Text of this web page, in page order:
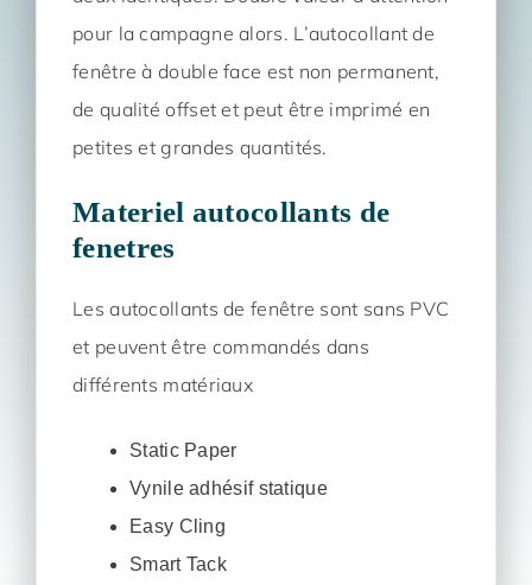
pour la campagne alors. L’autocollant de
fenêtre à double face est non permanent,
de qualité offset et peut être imprimé en
petites et grandes quantités.
Materiel autocollants de
fenetres
Les autocollants de fenêtre sont sans PVC
et peuvent être commandés dans
différents matériaux
Static Paper
Vynile adhésif statique
Easy Cling
Smart Tack